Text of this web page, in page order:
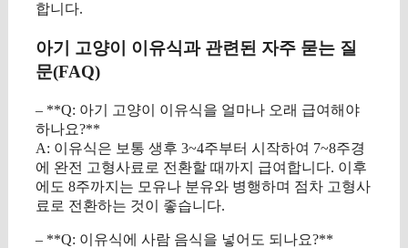
합니다.
아기 고양이 이유식과 관련된 자주 묻는 질
문(FAQ)
– **Q: 아기 고양이 이유식을 얼마나 오래 급여해야
하나요?**
A: 이유식은 보통 생후 3~4주부터 시작하여 7~8주경
에 완전 고형사료로 전환할 때까지 급여합니다. 이후
에도 8주까지는 모유나 분유와 병행하며 점차 고형사
료로 전환하는 것이 좋습니다.
– **Q: 이유식에 사람 음식을 넣어도 되나요?**